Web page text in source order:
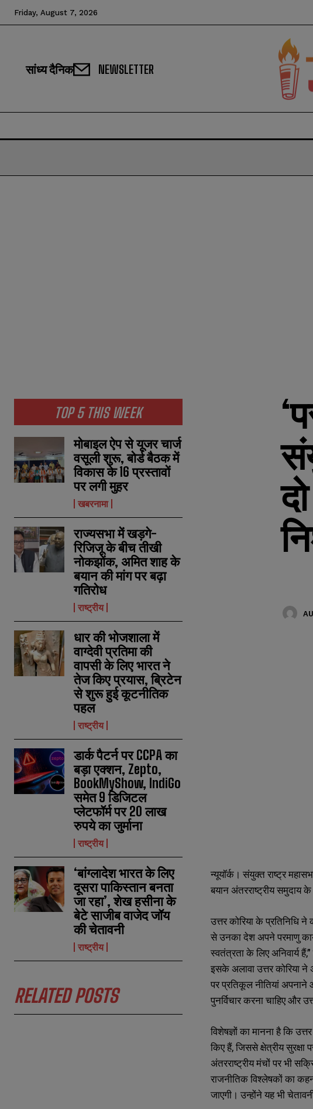
N
a
*
m
a
l
*
u
m
e
r
N
a
*
m
a
l
*
u
m
e
r
Friday, August 7, 2026
सांध्य दैनिक NEWSLETTER
TOP 5 THIS WEEK
मोबाइल ऐप से यूजर चार्ज
वसूली शुरू, बोर्ड बैठक में
विकास के 16 प्रस्तावों
पर लगी मुहर
खबरनामा
राज्यसभा में खड़गे-
रिजिजू के बीच तीखी
नोकझोंक, अमित शाह के
बयान की मांग पर बढ़ा
गतिरोध
राष्ट्रीय
धार की भोजशाला में
वाग्देवी प्रतिमा की
वापसी के लिए भारत ने
तेज किए प्रयास, ब्रिटेन
से शुरू हुई कूटनीतिक
पहल
राष्ट्रीय
डार्क पैटर्न पर CCPA का
बड़ा एक्शन, Zepto,
BookMyShow, IndiGo
समेत 9 डिजिटल
प्लेटफॉर्म पर 20 लाख
रुपये का जुर्माना
राष्ट्रीय
‘बांग्लादेश भारत के लिए
दूसरा पाकिस्तान बनता
जा रहा’, शेख हसीना के
बेटे साजीब वाजेद जॉय
की चेतावनी
राष्ट्रीय
RELATED POSTS
न्यूयॉर्क। संयुक्त राष्ट्र
बयान अंतरराष्ट्रीय समुदाय
उत्तर कोरिया के प्रतिनिधि
से उनका देश अपने परमाणु
स्वतंत्रता के लिए अनिवार्य
इसके अलावा उत्तर कोरिया ने
पर प्रतिकूल नीतियां
पुनर्विचार करना चाहिए और
विशेषज्ञों का मानना है कि
किए हैं, जिससे क्षेत्रीय
अंतरराष्ट्रीय मंचों पर भी
राजनीतिक विश्लेषकों का
जाएगी। उन्होंने यह भी